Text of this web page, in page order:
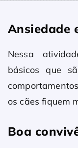
Ansiedade
Nessa
básicos que
os cães fiquem
Boa